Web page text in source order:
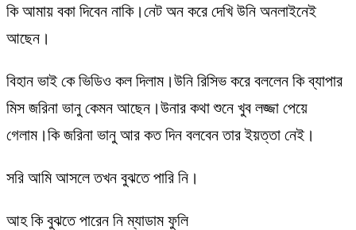
কি আমায় বকা দিবেন নাকি।নেট অন করে দেখি উনি অনলাইনেই
আছেন।
বিহান ভাই কে ভিডিও কল দিলাম।উনি রিসিভ করে বললেন কি ব্যাপার
মিস জরিনা ভানু কেমন আছেন।উনার কথা শুনে খুব লজ্জা পেয়ে
গেলাম।কি জরিনা ভানু আর কত দিন বলবেন তার ইয়ত্তা নেই।
সরি আমি আসলে তখন বুঝতে পারি নি।
আহ কি বুঝতে পারেন নি ম্যাডাম ফুলি